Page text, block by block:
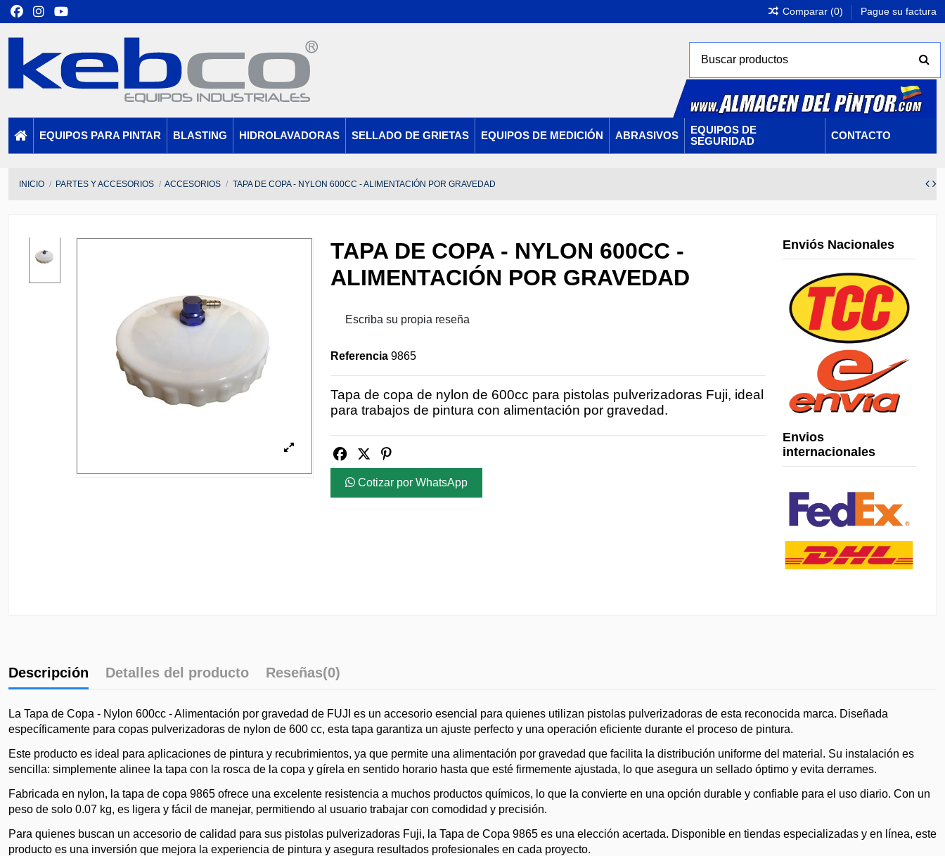
Comparar (0) Pague su factura
EQUIPOS PARA PINTAR BLASTING HIDROLAVADORAS SELLADO DE GRIETAS EQUIPOS DE MEDICIÓN ABRASIVOS
EQUIPOS DE
SEGURIDAD
CONTACTO
INICIO PARTES Y ACCESORIOS ACCESORIOS TAPA DE COPA - NYLON 600CC - ALIMENTACIÓN POR GRAVEDAD
TAPA DE COPA - NYLON 600CC -
ALIMENTACIÓN POR GRAVEDAD
Escriba su propia reseña
Referencia 9865
Tapa de copa de nylon de 600cc para pistolas pulverizadoras Fuji, ideal
para trabajos de pintura con alimentación por gravedad.
Cotizar por WhatsApp
Enviós Nacionales
Envios
internacionales
Descripción Detalles del producto Reseñas(0)
La Tapa de Copa - Nylon 600cc - Alimentación por gravedad de FUJI es un accesorio esencial para quienes utilizan pistolas pulverizadoras de esta reconocida marca. Diseñada
específicamente para copas pulverizadoras de nylon de 600 cc, esta tapa garantiza un ajuste perfecto y una operación eficiente durante el proceso de pintura.
Este producto es ideal para aplicaciones de pintura y recubrimientos, ya que permite una alimentación por gravedad que facilita la distribución uniforme del material. Su instalación es
sencilla: simplemente alinee la tapa con la rosca de la copa y gírela en sentido horario hasta que esté firmemente ajustada, lo que asegura un sellado óptimo y evita derrames.
Fabricada en nylon, la tapa de copa 9865 ofrece una excelente resistencia a muchos productos químicos, lo que la convierte en una opción durable y confiable para el uso diario. Con un
peso de solo 0.07 kg, es ligera y fácil de manejar, permitiendo al usuario trabajar con comodidad y precisión.
Para quienes buscan un accesorio de calidad para sus pistolas pulverizadoras Fuji, la Tapa de Copa 9865 es una elección acertada. Disponible en tiendas especializadas y en línea, este
producto es una inversión que mejora la experiencia de pintura y asegura resultados profesionales en cada proyecto.